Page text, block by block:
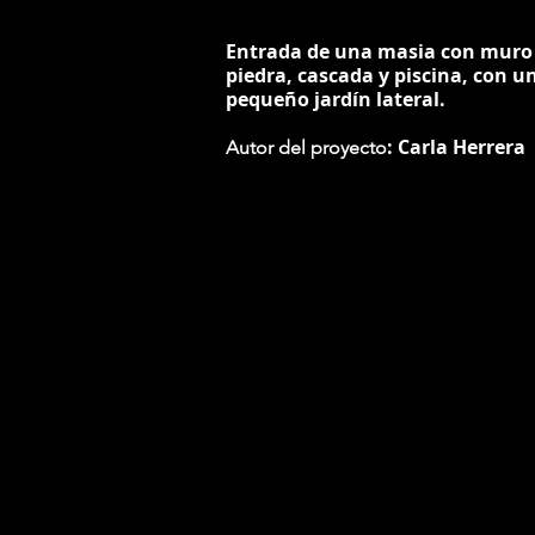
Entrada de una masia con
piedra, cascada y piscina, con
pequeño jardín lateral.
Autor del proyecto: Carla Herrera